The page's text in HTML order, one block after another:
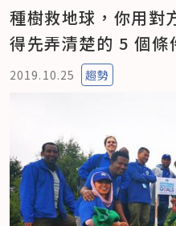
種樹救地球，你用對
得先弄清楚的 5 個條
2019.10.25 趨勢